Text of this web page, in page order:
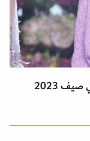
2023